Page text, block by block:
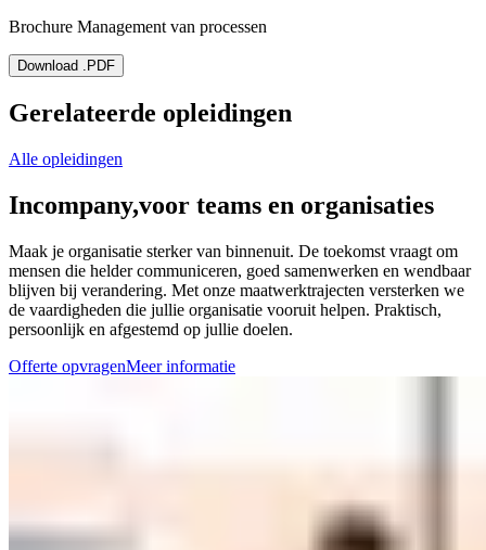
Brochure Management van processen
Download .PDF
Gerelateerde opleidingen
Alle opleidingen
Incompany,voor teams en organisaties
Maak je organisatie sterker van binnenuit. De toekomst vraagt om
mensen die helder communiceren, goed samenwerken en wendbaar
blijven bij verandering. Met onze maatwerktrajecten versterken we
de vaardigheden die jullie organisatie vooruit helpen. Praktisch,
persoonlijk en afgestemd op jullie doelen.
Offerte opvragenMeer informatie